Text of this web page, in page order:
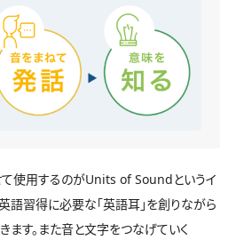
て使用するのがUnits of Soundというイ
語習得に必要な「英語耳」を創りながら
ます。また音と文字をつなげていく